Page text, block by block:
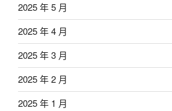
2025 年 5 月
2025 年 4 月
2025 年 3 月
2025 年 2 月
2025 年 1 月